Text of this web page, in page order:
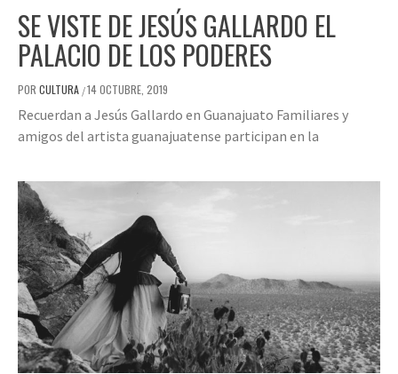
SE VISTE DE JESÚS GALLARDO EL
PALACIO DE LOS PODERES
POR CULTURA /14 OCTUBRE, 2019
Recuerdan a Jesús Gallardo en Guanajuato Familiares y
amigos del artista guanajuatense participan en la